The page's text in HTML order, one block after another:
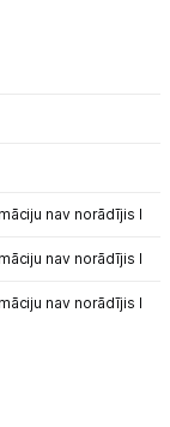
nav norādījis l
nav norādījis l
nav norādījis l